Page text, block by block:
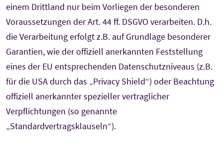
einem Drittland nur beim Vorliegen der besonderen
Voraussetzungen der Art. 44 ff. DSGVO verarbeiten. D.h.
die Verarbeitung erfolgt z.B. auf Grundlage besonderer
Garantien, wie der offiziell anerkannten Feststellung
eines der EU entsprechenden Datenschutzniveaus (z.B.
für die USA durch das „Privacy Shield“) oder Beachtung
offiziell anerkannter spezieller vertraglicher
Verpflichtungen (so genannte
„Standardvertragsklauseln“).